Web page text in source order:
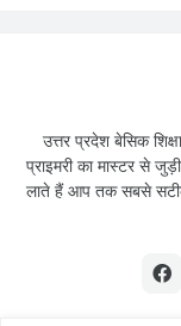
उत्तर प्रदेश बेसिक
प्राइमरी का मास्टर से
लाते हैं आप तक सबसे सटीक